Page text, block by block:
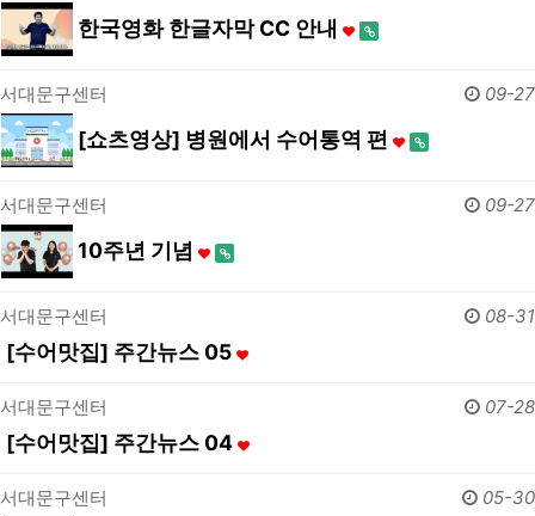
한국영화 한글자막 CC 안내
서대문구센터 09-27
[쇼츠영상] 병원에서 수어통역 편
서대문구센터 09-27
10주년 기념
서대문구센터 08-31
[수어맛집] 주간뉴스 05
서대문구센터 07-28
[수어맛집] 주간뉴스 04
서대문구센터 05-30